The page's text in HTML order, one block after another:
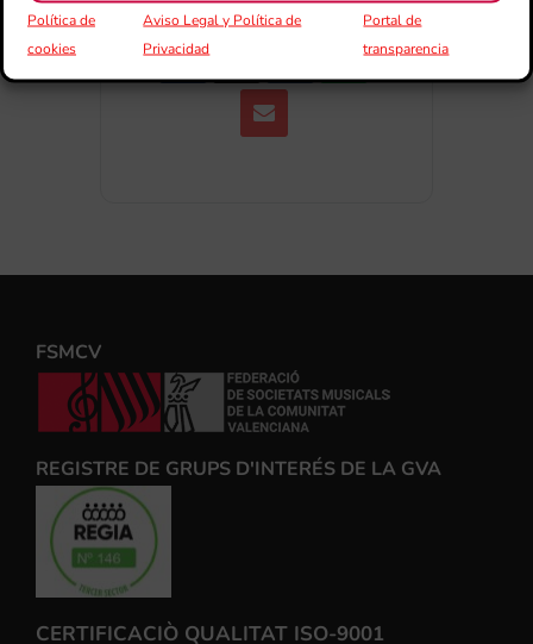
Política de
cookies
Aviso Legal y Política de
Privacidad
Portal de
transparencia
FSMCV
REGISTRE DE GRUPS D'INTERÉS DE LA GVA
CERTIFICACIÒ QUALITAT ISO-9001